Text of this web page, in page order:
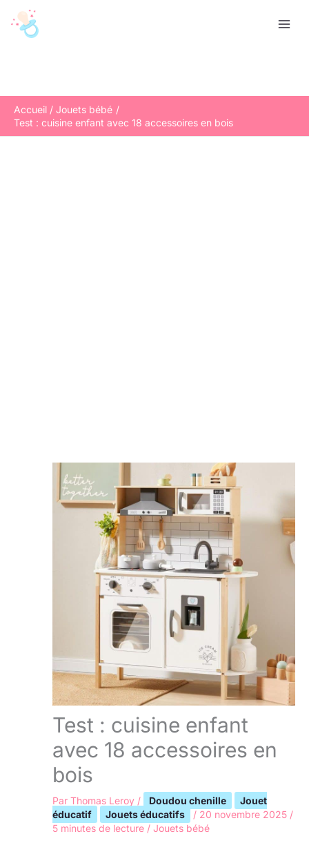
Accueil
Jouets bébé
Test : cuisine enfant avec 18 accessoires en bois
Test : cuisine enfant
avec 18 accessoires en
bois
Par Thomas Leroy / Doudou chenille
Jouet
éducatif
Jouets éducatifs / 20 novembre 2025 /
5 minutes de lecture / Jouets bébé
e
r
c